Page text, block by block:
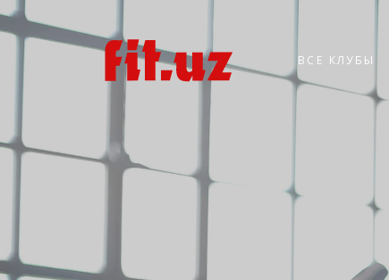
ВСЕ КЛУБЫ